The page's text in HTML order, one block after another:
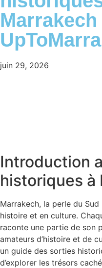
Marrakech
juin 29, 2026
Introduction
historiques à
Marrakech, la perle du
histoire et en culture.
raconte une partie de son
amateurs d’histoire et de
un guide des sorties
d’explorer les trésors